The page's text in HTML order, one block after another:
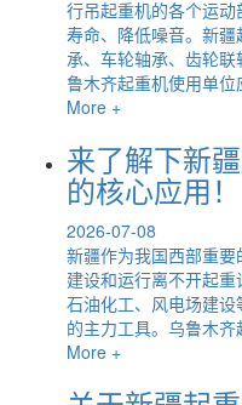
行吊起重机的各个运
寿命、降低噪音。新
承、车轮轴承、齿轮
鲁木齐起重机使用单
More +
来了解下新
的核心应用！
2026-07-08
新疆作为我国西部重
建设和运行离不开起重
石油化工、风电场建
的主力工具。乌鲁木
More +